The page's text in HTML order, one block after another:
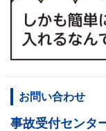
お問い合わせ
事故受付センタ